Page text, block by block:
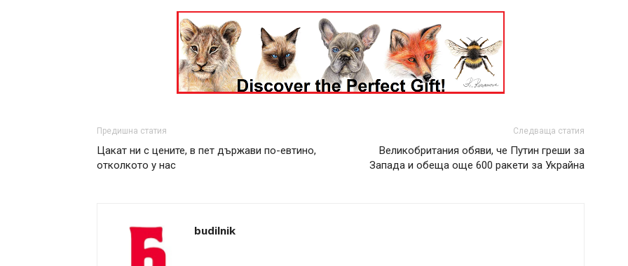
Предишна статия
Цакат ни с цените, в пет държави по-евтино,
отколкото у нас
Следваща статия
Великобритания обяви, че Путин греши за
Запада и обеща още 600 ракети за Украйна
budilnik